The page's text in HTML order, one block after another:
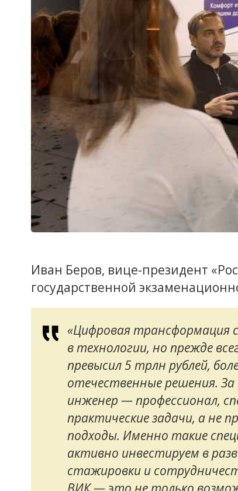
Иван Беров, вице-президент
государственной
«Цифровая трансформация
в технологии, но прежде
превысил 5 трлн рублей,
отечественные решения.
инженер — профессионал,
практические задачи, а
подходы. Именно такие
активно инвестируем в
стажировки и